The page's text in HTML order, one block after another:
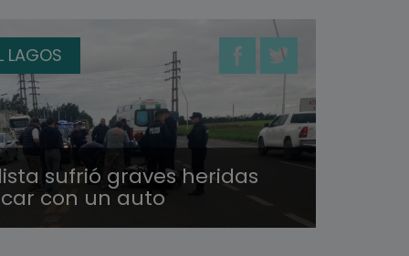
LAGOS
sufrió graves heridas
con un auto